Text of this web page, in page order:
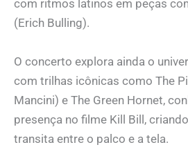
com ritmos latinos em peças
(Erich Bulling).
O concerto explora ainda o
com trilhas icônicas como The
Mancini) e The Green Hornet,
presença no filme Kill Bill,
transita entre o palco e a tela.